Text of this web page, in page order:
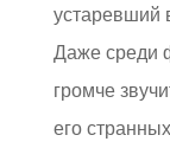
устаревший
Даже среди
громче
его